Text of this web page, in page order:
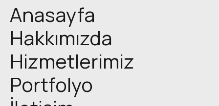
Anasayfa
Hakkımızda
Hizmetlerimiz
Portfolyo